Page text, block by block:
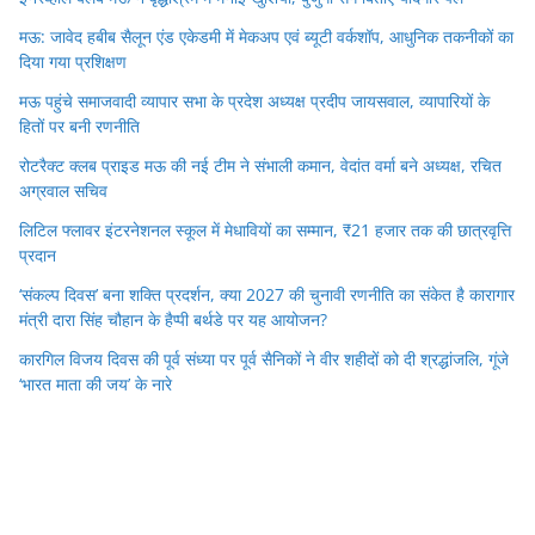
मऊ: जावेद हबीब सैलून एंड एकेडमी में मेकअप एवं ब्यूटी वर्कशॉप, आधुनिक तकनीकों का
दिया गया प्रशिक्षण
मऊ पहुंचे समाजवादी व्यापार सभा के प्रदेश अध्यक्ष प्रदीप जायसवाल, व्यापारियों के
हितों पर बनी रणनीति
रोटरैक्ट क्लब प्राइड मऊ की नई टीम ने संभाली कमान, वेदांत वर्मा बने अध्यक्ष, रचित
अग्रवाल सचिव
लिटिल फ्लावर इंटरनेशनल स्कूल में मेधावियों का सम्मान, ₹21 हजार तक की छात्रवृत्ति
प्रदान
‘संकल्प दिवस’ बना शक्ति प्रदर्शन, क्या 2027 की चुनावी रणनीति का संकेत है कारागार
मंत्री दारा सिंह चौहान के हैप्पी बर्थडे पर यह आयोजन?
कारगिल विजय दिवस की पूर्व संध्या पर पूर्व सैनिकों ने वीर शहीदों को दी श्रद्धांजलि, गूंजे
‘भारत माता की जय’ के नारे